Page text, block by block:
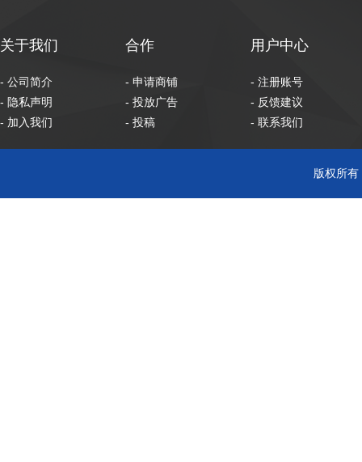
关于我们
- 公司简介
- 隐私声明
- 加入我们
合作
- 申请商铺
- 投放广告
- 投稿
用户中心
- 注册账号
- 反馈建议
- 联系我们
版权所